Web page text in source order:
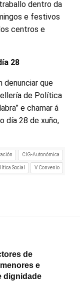
dentro da
e festivos
centros e
28
denunciar que
de Política
e chamar á
día 28 de xuño,
CIG-Autonómica
Social V Convenio
de
e
dignidade